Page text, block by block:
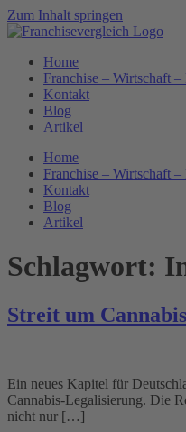
Zum Inhalt springen
Home
Franchise – Wirtschaft –
Kontakt
Blog
Artikel
Home
Franchise – Wirtschaft –
Kontakt
Blog
Artikel
Schlagwort:
Streit um
Ein neues Kapitel für
Cannabis-Legalisierung. Die
nicht nur […]